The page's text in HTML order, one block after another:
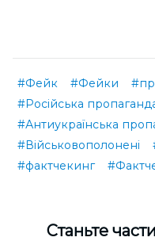
#Фейк #Фейки
#Російська
#Антиукраїнська
#Військовополонені
#фактчекинг
Cтаньте